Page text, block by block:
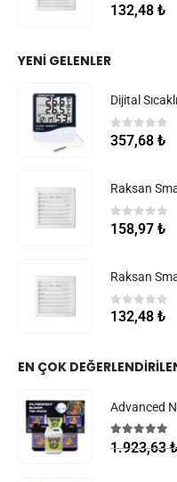
05
132,48 ₺
YENI GELENLER
Dijital
05
357,68 ₺
Raksan
0 5
158,97 ₺
Raksan
05
132,48 ₺
EN ÇOK
Advanced
5.005
1.923,63₺